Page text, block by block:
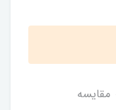
مقایسه